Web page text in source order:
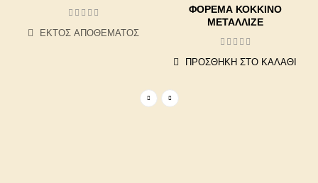
ΕΚΤΌΣ ΑΠΟΘΈΜΑΤΟΣ
ΦΌΡΕΜΑ ΚΌΚΚΙΝΟ
ΜΕΤΑΛΛΙΖΈ
ΠΡΟΣΘΉΚΗ ΣΤΟ ΚΑΛΆΘΙ